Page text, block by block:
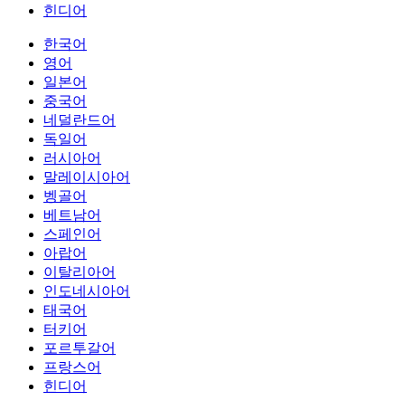
힌디어
한국어
영어
일본어
중국어
네덜란드어
독일어
러시아어
말레이시아어
벵골어
베트남어
스페인어
아랍어
이탈리아어
인도네시아어
태국어
터키어
포르투갈어
프랑스어
힌디어